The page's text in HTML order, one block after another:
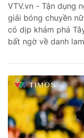
thuận bằng văn bản.
VTV.vn - Tận dụng
giải bóng chuyền
có dịp khám phá
bất ngờ về danh